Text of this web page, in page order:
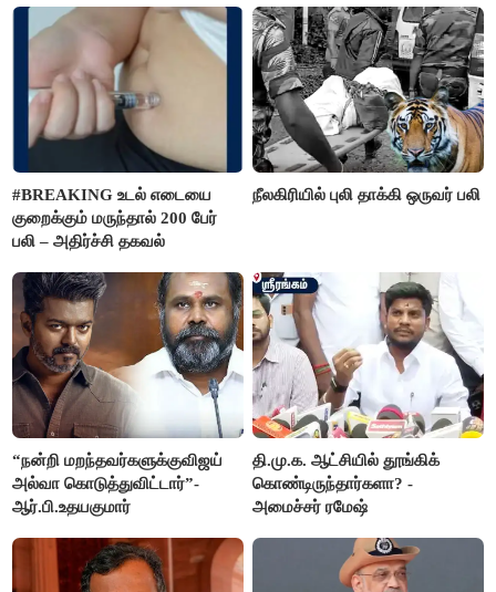
#BREAKING உடல் எடையை
குறைக்கும் மருந்தால் 200 பேர்
பலி – அதிர்ச்சி தகவல்
நீலகிரியில் புலி தாக்கி ஒருவர் பலி
“நன்றி மறந்தவர்களுக்குவிஜய்
அல்வா கொடுத்துவிட்டார்”-
ஆர்.பி.உதயகுமார்
தி.மு.க. ஆட்சியில் தூங்கிக்
கொண்டிருந்தார்களா? -
அமைச்சர் ரமேஷ்